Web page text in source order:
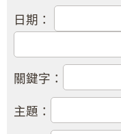
日期：
關鍵字：
主題：